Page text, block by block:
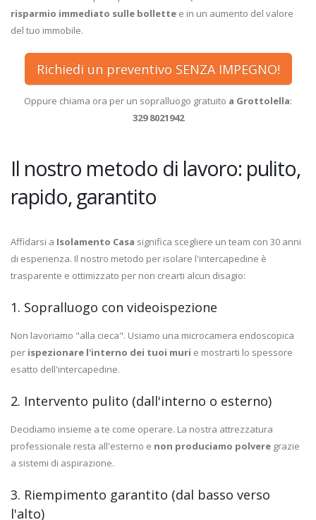
risparmio immediato sulle bollette e in un aumento del valore
del tuo immobile.
Richiedi un preventivo SENZA IMPEGNO!
Oppure chiama ora per un sopralluogo gratuito a Grottolella:
329 8021942
Il nostro metodo di lavoro: pulito,
rapido, garantito
Affidarsi a Isolamento Casa significa scegliere un team con 30 anni
di esperienza. Il nostro metodo per isolare l'intercapedine è
trasparente e ottimizzato per non crearti alcun disagio:
1. Sopralluogo con videoispezione
Non lavoriamo "alla cieca". Usiamo una microcamera endoscopica
per ispezionare l'interno dei tuoi muri e mostrarti lo spessore
esatto dell'intercapedine.
2. Intervento pulito (dall'interno o esterno)
Decidiamo insieme a te come operare. La nostra attrezzatura
professionale resta all'esterno e non produciamo polvere grazie
a sistemi di aspirazione.
3. Riempimento garantito (dal basso verso
l'alto)